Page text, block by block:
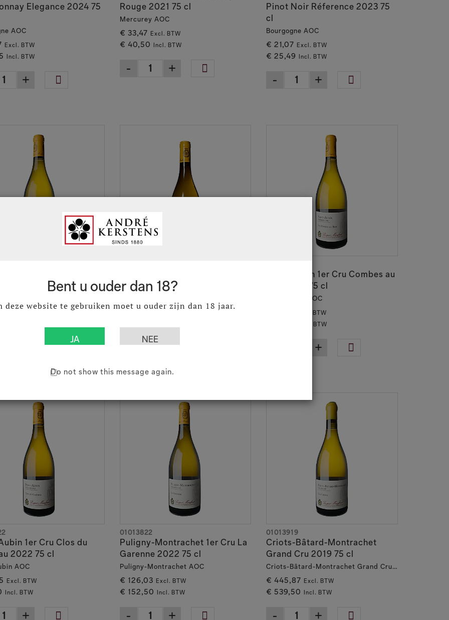
Bent u ouder dan 18?
deze website te gebruiken moet u ouder zijn dan 18 jaar.
Do not show this message again.
Elegance 2024 75
AOC
Excl. BTW
Incl. BTW
Rouge 2021 75 cl
Mercurey AOC
€ 33,47 Excl. BTW
€ 40,50 Incl. BTW
Pinot Noir Réference 2023 75
cl
Bourgogne AOC
€ 21,07 Excl. BTW
€ 25,49 Incl. BTW
Blanc 2023 75 cl
2022 75 cl
Saint-Aubin 1er Cru Combes au
Sud 2022 75 cl
Saint Aubin AOC
Excl. BTW
Incl. BTW
1er Cru Clos du
2022 75 cl
AOC
Excl. BTW
Incl. BTW
Puligny-Montrachet 1er Cru La
Garenne 2022 75 cl
Puligny-Montrachet AOC
€ 126,03 Excl. BTW
€ 152,50 Incl. BTW
01013822
Criots-Bâtard-Montrachet
Grand Cru 2019 75 cl
Criots-Bâtard-Montrachet Grand Cru AOC
€ 445,87 Excl. BTW
€ 539,50 Incl. BTW
01013919